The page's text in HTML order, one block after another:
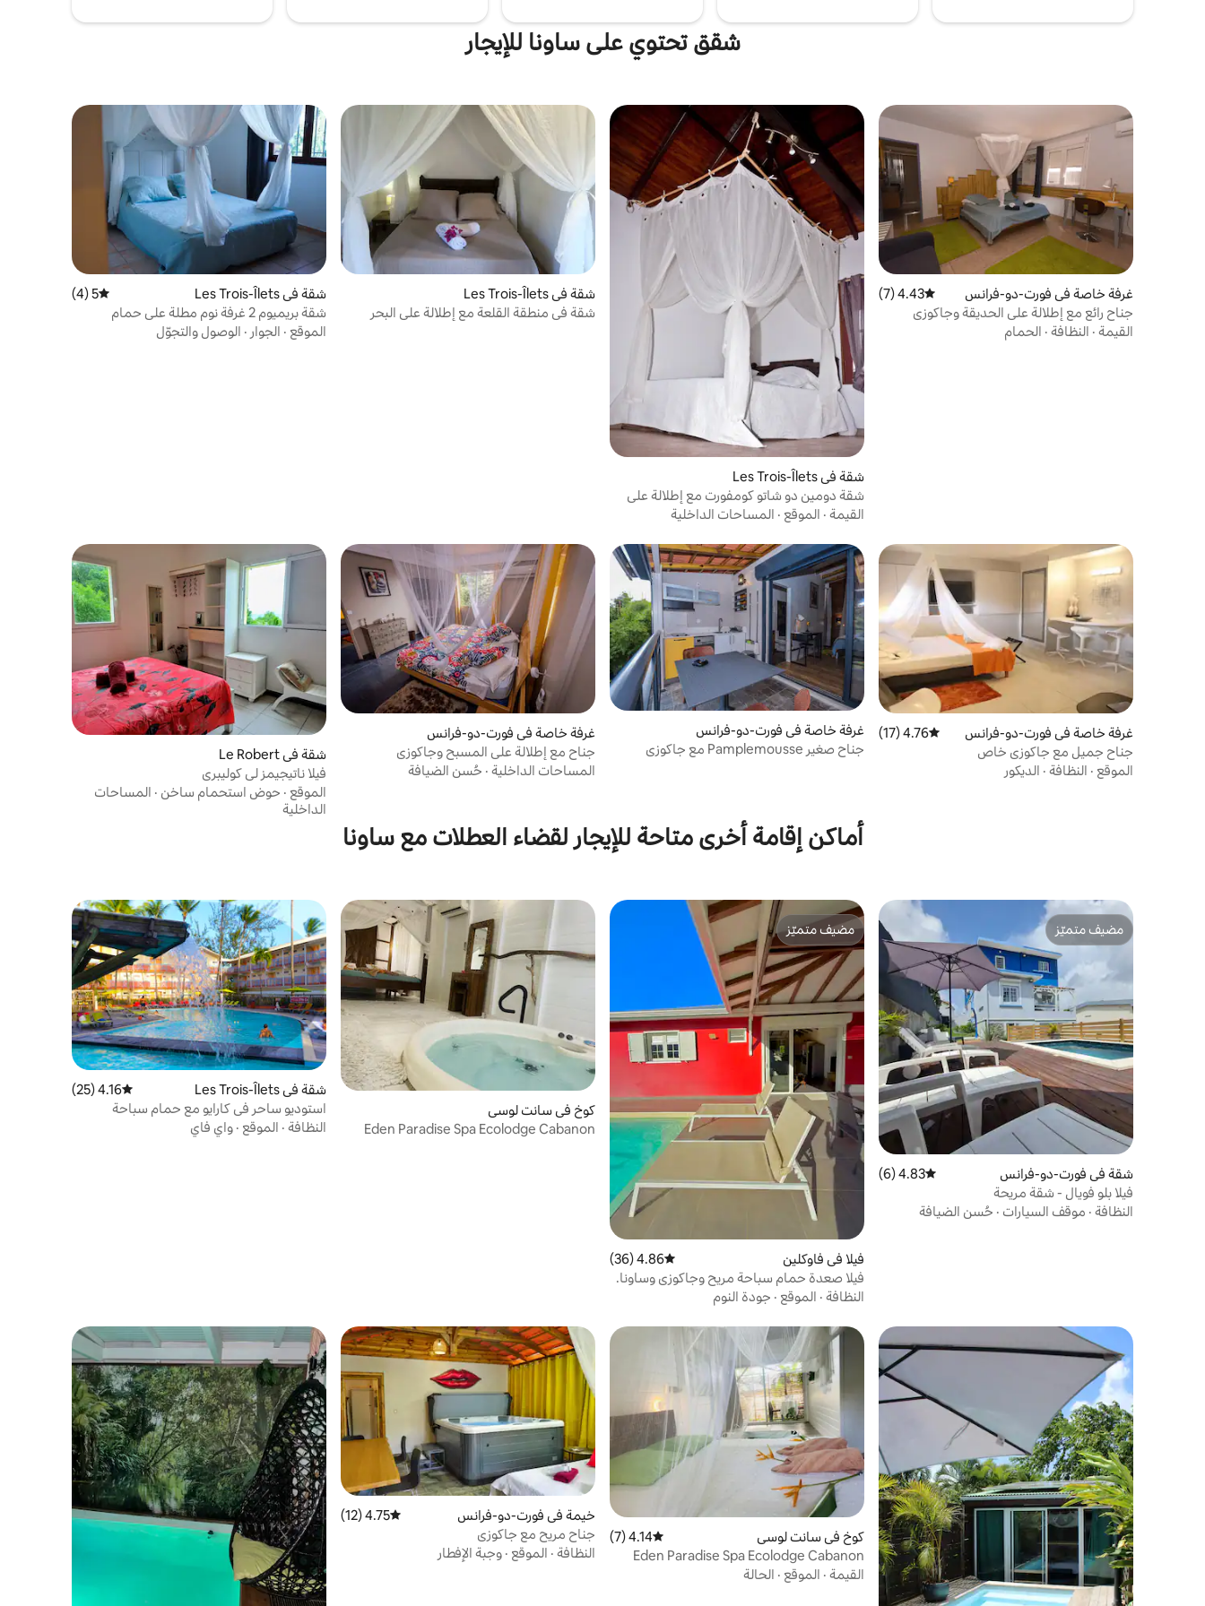
شقق تحتوي على ساونا للإيجار
غرفة خاصة في فورت-دو-فرانس متوسط التقييم 4.43 من 5، 7 مراجعات
4.43 (7)
جناح رائع مع إطلالة على الحديقة وجاكوزي
القيمة · النظافة · الحمام
شقة في Les Trois-Îlets
شقة دومين دو شاتو كومفورت مع إطلالة على
حمام السباحة
القيمة · الموقع · المساحات الداخلية
شقة في Les Trois-Îlets
شقة في منطقة القلعة مع إطلالة على البحر
شقة في Les Trois-Îlets متوسط التقييم 5 من 5، 4 مراجعات
5 (4)
شقة بريميوم 2 غرفة نوم مطلة على حمام
السباحة في دومين دو شاتو
الموقع · الجوار · الوصول والتجوّل
غرفة خاصة في فورت-دو-فرانس متوسط التقييم 4.76 من 5، 17 مراجعات
4.76 (17)
جناح جميل مع جاكوزي خاص
الموقع · النظافة · الديكور
غرفة خاصة في فورت-دو-فرانس
جناح صغير Pamplemousse مع جاكوزي
غرفة خاصة في فورت-دو-فرانس
جناح مع إطلالة على المسبح وجاكوزي
المساحات الداخلية · حُسن الضيافة
شقة في Le Robert
فيلا ناتيجيمز لي كوليبري
الموقع · حوض استحمام ساخن · المساحات
الداخلية
أماكن إقامة أخرى متاحة للإيجار لقضاء العطلات مع ساونا
مضيف متميّز
مضيف متميّز
شقة في فورت-دو-فرانس متوسط التقييم 4.83 من 5، 6 مراجعات
4.83 (6)
فيلا بلو فويال - شقة مريحة
النظافة · موقف السيارات · حُسن الضيافة
مضيف متميّز
مضيف متميّز
فيلا في فاوكلين متوسط التقييم 4.86 من 5، 36 مراجعات
4.86 (36)
فيلا صعدة حمام سباحة مريح وجاكوزي وساونا.
النظافة · الموقع · جودة النوم
كوخ في سانت لوسي
Eden Paradise Spa Ecolodge Cabanon
شقة في Les Trois-Îlets متوسط التقييم 4.16 من 5، 25 مراجعات
4.16 (25)
استوديو ساحر في كارايو مع حمام سباحة
ومنتجع صحي
النظافة · الموقع · واي فاي
كوخ في سانت لوسي متوسط التقييم 4.14 من 5، 7 مراجعات
4.14 (7)
Eden Paradise Spa Ecolodge Cabanon
Adam et Eve
القيمة · الموقع · الحالة
خيمة في فورت-دو-فرانس متوسط التقييم 4.75 من 5، 12 مراجعات
4.75 (12)
جناح مريح مع جاكوزي
النظافة · الموقع · وجبة الإفطار